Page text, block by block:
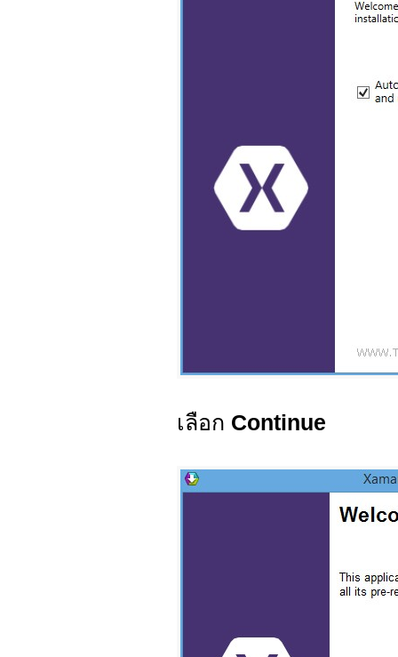
เลือก Continue